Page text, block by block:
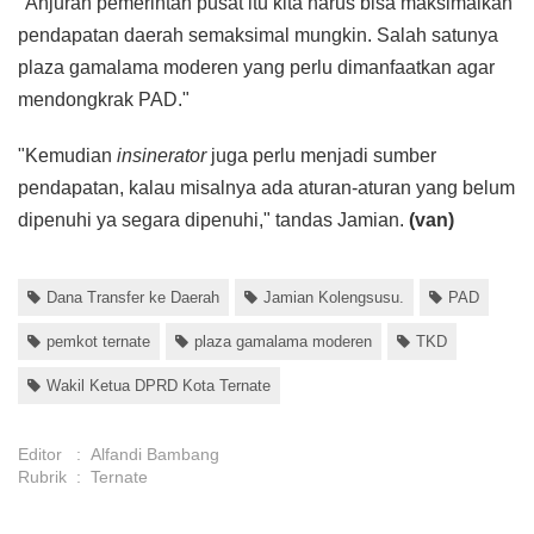
pendapatan daerah semaksimal mungkin. Salah satunya
plaza gamalama moderen yang perlu dimanfaatkan agar
mendongkrak PAD."
"Kemudian insineratorjuga perlu menjadi sumber
pendapatan, kalau misalnya ada aturan-aturan yang belum
dipenuhi ya segara dipenuhi," tandas Jamian. (van)
Dana Transfer ke Daerah Jamian Kolengsusu. PAD
pemkot ternate plaza gamalama moderen TKD
Wakil Ketua DPRD Kota Ternate
Editor : Alfandi Bambang
Rubrik : Ternate